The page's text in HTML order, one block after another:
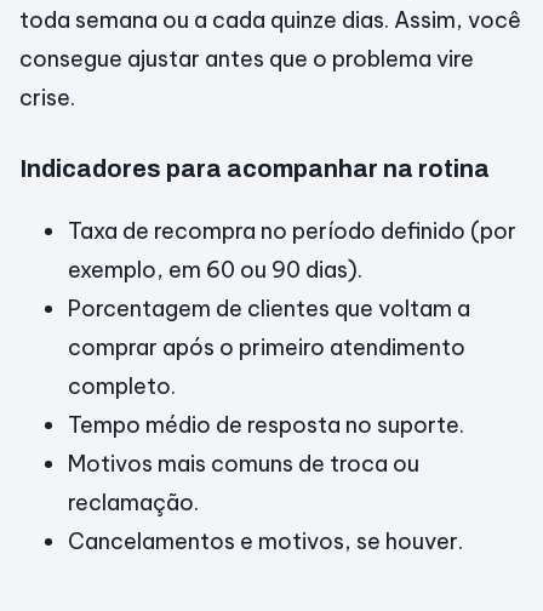
toda semana ou a cada quinze dias. Assim, você
consegue ajustar antes que o problema vire
crise.
Indicadores para acompanhar na rotina
Taxa de recompra no período definido (por
exemplo, em 60 ou 90 dias).
Porcentagem de clientes que voltam a
comprar após o primeiro atendimento
completo.
Tempo médio de resposta no suporte.
Motivos mais comuns de troca ou
reclamação.
Cancelamentos e motivos, se houver.